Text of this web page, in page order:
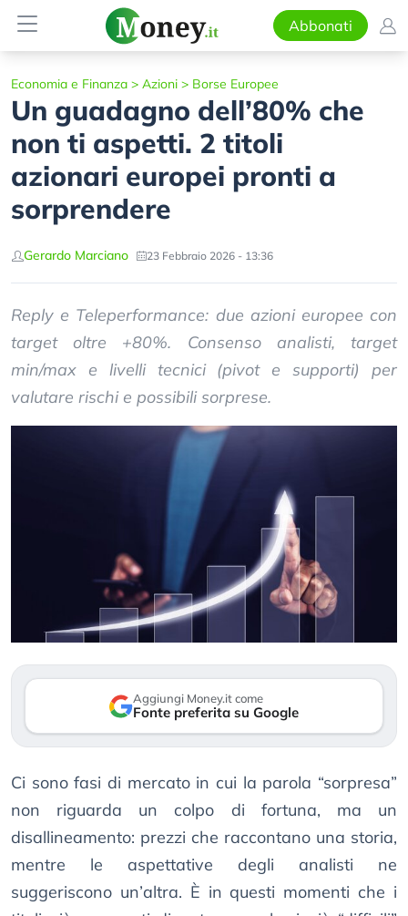
Abbonati
Economia e Finanza > Azioni > Borse Europee
Un guadagno dell’80% che
non ti aspetti. 2 titoli
azionari europei pronti a
sorprendere
Gerardo Marciano 23 Febbraio 2026 - 13:36
Reply e Teleperformance: due azioni europee con
target oltre +80%. Consenso analisti, target
min/max e livelli tecnici (pivot e supporti) per
valutare rischi e possibili sorprese.
Aggiungi Money.it come
Fonte preferita su Google
Ci sono fasi di mercato in cui la parola “sorpresa”
non riguarda un colpo di fortuna, ma un
disallineamento: prezzi che raccontano una storia,
mentre le aspettative degli analisti ne
suggeriscono un’altra. È in questi momenti che i